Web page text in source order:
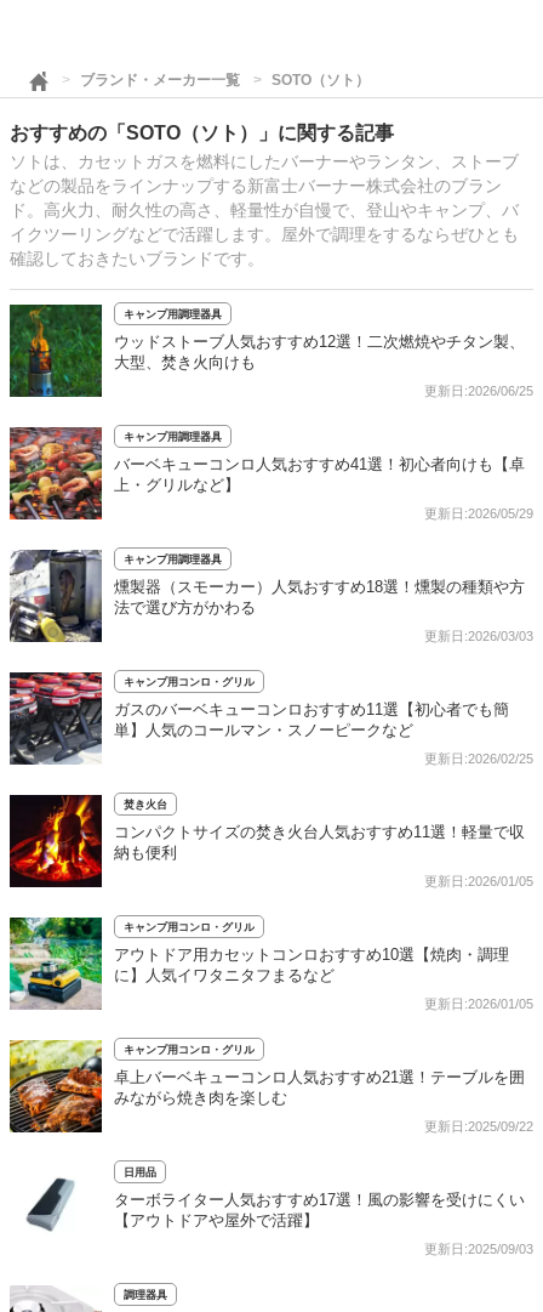
ブランド・メーカー一覧 SOTO（ソト）
おすすめの「SOTO（ソト）」に関する記事
ソトは、カセットガスを燃料にしたバーナーやランタン、ストーブ
などの製品をラインナップする新富士バーナー株式会社のブラン
ド。高火力、耐久性の高さ、軽量性が自慢で、登山やキャンプ、バ
イクツーリングなどで活躍します。屋外で調理をするならぜひとも
確認しておきたいブランドです。
キャンプ用調理器具
ウッドストーブ人気おすすめ12選！二次燃焼やチタン製、
大型、焚き火向けも
更新日:2026/06/25
キャンプ用調理器具
バーベキューコンロ人気おすすめ41選！初心者向けも【卓
上・グリルなど】
更新日:2026/05/29
キャンプ用調理器具
燻製器（スモーカー）人気おすすめ18選！燻製の種類や方
法で選び方がかわる
更新日:2026/03/03
キャンプ用コンロ・グリル
ガスのバーベキューコンロおすすめ11選【初心者でも簡
単】人気のコールマン・スノーピークなど
更新日:2026/02/25
焚き火台
コンパクトサイズの焚き火台人気おすすめ11選！軽量で収
納も便利
更新日:2026/01/05
キャンプ用コンロ・グリル
アウトドア用カセットコンロおすすめ10選【焼肉・調理
に】人気イワタニタフまるなど
更新日:2026/01/05
キャンプ用コンロ・グリル
卓上バーベキューコンロ人気おすすめ21選！テーブルを囲
みながら焼き肉を楽しむ
更新日:2025/09/22
日用品
ターボライター人気おすすめ17選！風の影響を受けにくい
【アウトドアや屋外で活躍】
更新日:2025/09/03
調理器具